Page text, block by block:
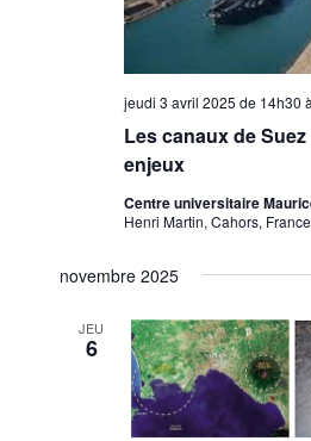
Les canaux de
enjeux
jeudi 3 avril 2025 de 14h30 à
Centre universitaire
Henri Martin, Cahors, France
novembre 2025
JEU
6